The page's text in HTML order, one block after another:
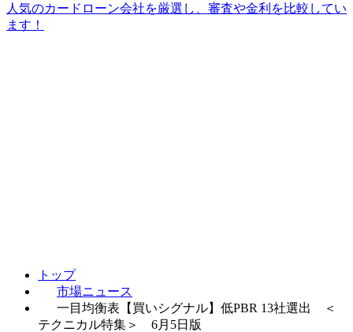
人気のカードローン会社を厳選し、審査や金利を比較してい
ます！
トップ
市場ニュース
一目均衡表【買いシグナル】低PBR 13社選出 ＜
テクニカル特集＞ 6月5日版